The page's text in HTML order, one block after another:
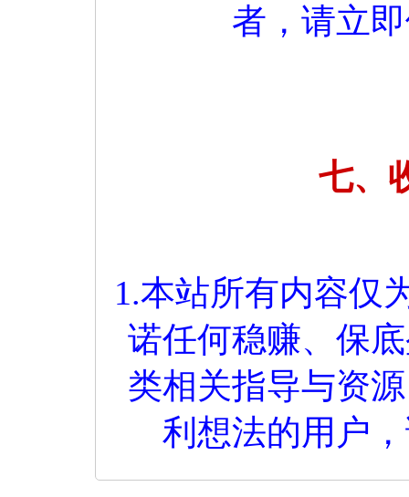
者，请立
七、
1.本站所有内容仅
诺任何稳赚、保
类相关指导与资
利想法的用户